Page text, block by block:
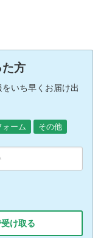
方
いち早くお届け出
ォーム その他
け取る